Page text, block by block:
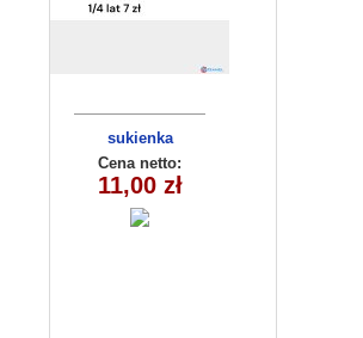
sukienka
dziewczęca
(1-4)4szt
Cena netto:
11,00 zł